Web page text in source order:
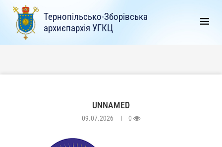
Тернопільсько-Зборівська
архиєпархія УГКЦ
UNNAMED
09.07.2026 0